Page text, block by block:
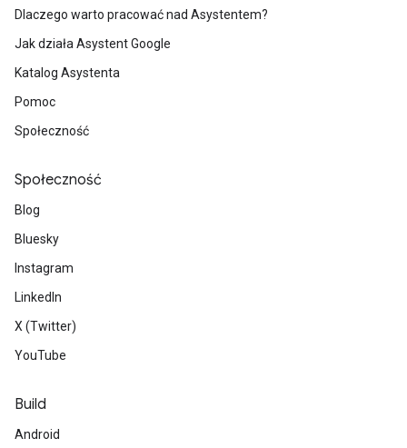
Dlaczego warto pracować nad Asystentem?
Jak działa Asystent Google
Katalog Asystenta
Pomoc
Społeczność
Społeczność
Blog
Bluesky
Instagram
LinkedIn
X (Twitter)
YouTube
Build
Android